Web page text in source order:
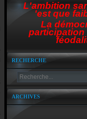
L'ambition
'est que
La
participation
RECHERCHE
ARCHIVES